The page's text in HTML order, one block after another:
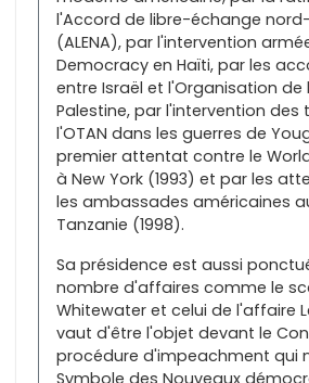
l'Accord de libre-échange
(ALENA), par l'intervention
Democracy en Haïti, par les
entre Israël et l'Organisation de
Palestine, par l'intervention des
l'OTAN dans les guerres de
premier attentat contre le
à New York (1993) et par les
les ambassades américaines
Tanzanie (1998).
Sa présidence est aussi
nombre d'affaires comme le
Whitewater et celui de l'affaire
vaut d'être l'objet devant le
procédure d'impeachment qui
Symbole des Nouveaux